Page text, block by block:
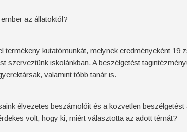
az állatoktól?
kutatómunkát, melynek eredményeként
szerveztünk iskolánkban. A beszélgetést
valamint több tanár is.
élvezetes beszámolóit és a közvetlen
volt, hogy ki, miért választotta az adott témát?